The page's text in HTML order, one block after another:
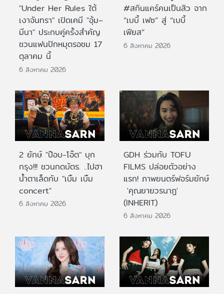
"Under Her Rules ใต้
เงาจันทรา" เปิดเคมี "อุ้ม–
มีนา" ประกบคู่ครั้งสำคัญ
ชวนแฟนปักหมุดรอชม 17
ตุลาคม นี้
6 สิงหาคม 2026
#สกินแคร์คนเป็นสิว จาก
“เบบี้ เฟซ” สู่ “เบบี้
เฟียส”
6 สิงหาคม 2026
2 ยักษ์ "ป๊อบ-โอ๊ต" บุก
กรุง!!! ชวนกดบัตร. ..ไปฮา
น้ำตาเล็ดกับ "เบิ้ม เบิ้ม
concert"
6 สิงหาคม 2026
GDH ร่วมกับ TOFU
FILMS ปล่อยตัวอย่าง
แรก! ภาพยนตร์ฟอร์มยักษ์
'คุณยายวรนาฏ'
(INHERIT)
6 สิงหาคม 2026